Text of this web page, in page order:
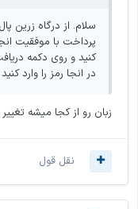
سلام. از درگاه زرین
پرداخت با موفقیت
کنید و روی دکمه
در انجا رمز را وارد
زبان رو از کجا میشه
نقل قول